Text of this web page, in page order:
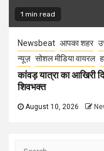
1 min read
Newsbeat आपका शहर
न्यूज़ सोशल मीडिया वायरल
कांवड़ यात्रा का आखिरी
शिवभक्त
August 10, 2026
Search